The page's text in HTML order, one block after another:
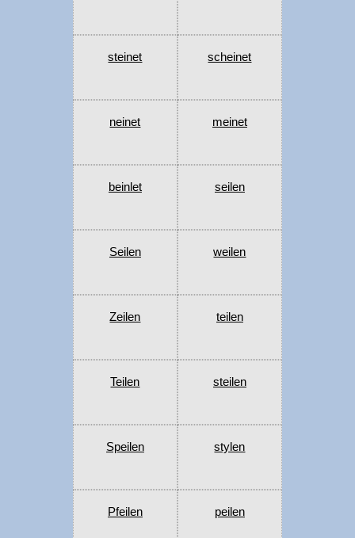
steinet scheinet
neinet meinet
beinlet seilen
Seilen weilen
Zeilen teilen
Teilen steilen
Speilen stylen
Pfeilen peilen